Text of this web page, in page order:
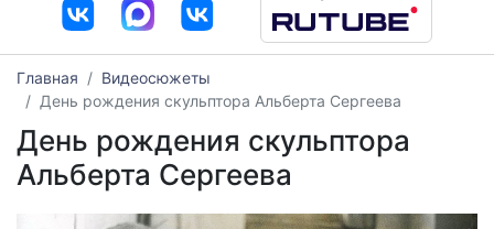
Главная
Видеосюжеты
День рождения скульптора Альберта Сергеева
День рождения скульптора
Альберта Сергеева